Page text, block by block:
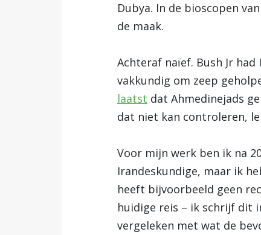
Dubya. In de bioscopen
de maak.
Achteraf naïef. Bush Jr had
vakkundig om zeep
laatst dat Ahmedinejads
dat niet kan controleren,
Voor mijn werk ben ik na
Irandeskundige, maar ik
heeft bijvoorbeeld geen
huidige reis – ik schrijf dit
vergeleken met wat de